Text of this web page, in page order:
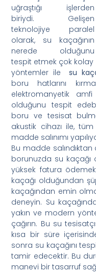
uğraştığı işlerden
biriydi. Gelişen
teknolojiye paralel
olarak, su kaçağının
nerede olduğunu
tespit etmek çok
yöntemler ilesu
boru hatlarını
elektromanyetik
olduğunu tespit
boru ve tesisat
akustik cihazı ile, tüm
madde salınımı
Bu madde
borunuzda su kaçağı
yüksek fatura
kaçağı olduğundan
kaçağından emin
deneyin. Su
yakın ve modern
çağırın. Bu su
kısa bir süre
sonra su kaçağını
tamir edecektir. Bu
manevi bir tasarruf